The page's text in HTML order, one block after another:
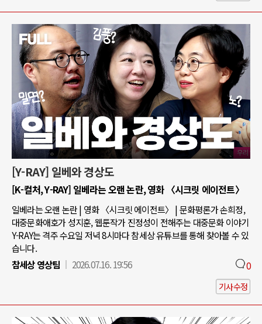
[Y-RAY] 일베와 경상도
[K-컬처, Y-RAY] 일베라는 오랜 논란, 영화 〈시크릿 에이전트〉
일베라는 오랜 논란 | 영화 〈시크릿 에이전트〉 | 문화평론가 손희정,
대중문화애호가 성지훈, 웹툰작가 진정성이 전해주는 대중문화 이야기
Y-RAY는 격주 수요일 저녁 8시마다 참세상 유튜브를 통해 찾아볼 수 있
습니다.
참세상 영상팀
2026.07.16. 19:56 0
기사수정